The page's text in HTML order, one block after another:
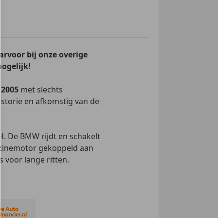
stuurwiel
achter
voor
bij onze overige
met slechts
en afkomstig van de
De BMW rijdt en schakelt
gekoppeld aan
voor lange ritten.
de rit aangenaam te
stoelen, interieur